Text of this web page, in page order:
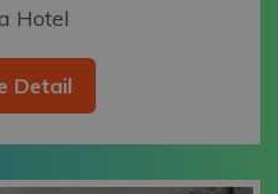
Hotel
Detail